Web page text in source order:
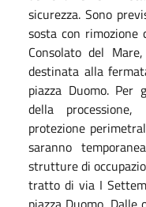
sicurezza. Sono
sosta con
Consolato del
destinata alla
piazza Duomo. Per
della
protezione
saranno
strutture di
tratto di via I